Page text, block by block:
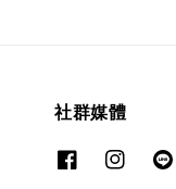
社群媒體